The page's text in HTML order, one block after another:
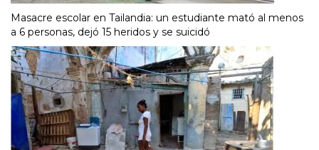
Masacre escolar en Tailandia: un estudiante mató al menos
a 6 personas, dejó 15 heridos y se suicidó